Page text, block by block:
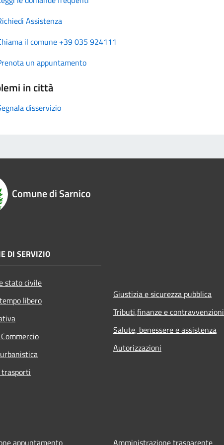
Assistenza
il comune +39 035 924111
un appuntamento
in città
disservizio
Comune di Sarnico
DI SERVIZIO
stato civile
libero
Giustizia e sicurezza pubblica
Tributi,finanze e contravvenzioni
Salute, benessere e assistenza
Autorizzazioni
appuntamento Amministrazione trasparente